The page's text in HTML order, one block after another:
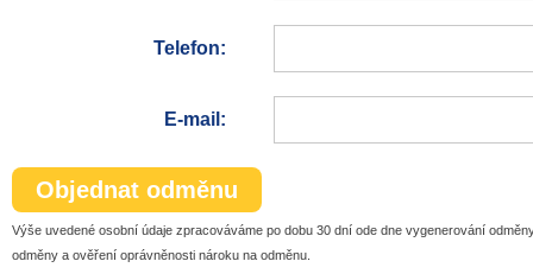
Telefon:
E-mail:
Objednat odměnu
Výše uvedené osobní údaje zpracováváme po dobu 30 dní ode dne vygenerování
odměny a ověření oprávněnosti nároku na odměnu.